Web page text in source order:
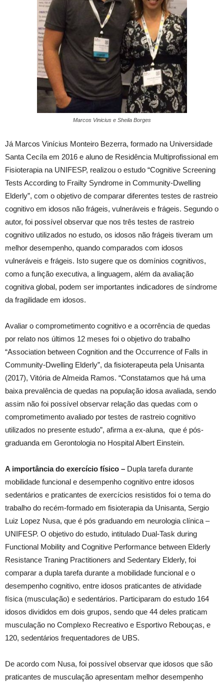
Marcos Vinicius e Sheila Borges
Já Marcos Vinícius Monteiro Bezerra, formado na Universidade
Santa Cecíla em 2016 e aluno de Residência Multiprofissional em
Fisioterapia na UNIFESP, realizou o estudo “Cognitive Screening
Tests According to Frailty Syndrome in Community-Dwelling
Elderly”, com o objetivo de comparar diferentes testes de rastreio
cognitivo em idosos não frágeis, vulneráveis e frágeis. Segundo o
autor, foi possível observar que nos três testes de rastreio
cognitivo utilizados no estudo, os idosos não frágeis tiveram um
melhor desempenho, quando comparados com idosos
vulneráveis e frágeis. Isto sugere que os domínios cognitivos,
como a função executiva, a linguagem, além da avaliação
cognitiva global, podem ser importantes indicadores de síndrome
da fragilidade em idosos.
Avaliar o comprometimento cognitivo e a ocorrência de quedas
por relato nos últimos 12 meses foi o objetivo do trabalho
“Association between Cognition and the Occurrence of Falls in
Community-Dwelling Elderly”, da fisioterapeuta pela Unisanta
(2017), Vitória de Almeida Ramos. “Constatamos que há uma
baixa prevalência de quedas na população idosa avaliada, sendo
assim não foi possível observar relação das quedas com o
comprometimento avaliado por testes de rastreio cognitivo
utilizados no presente estudo”, afirma a ex-aluna, que é pós-
graduanda em Gerontologia no Hospital Albert Einstein.
A importância do exercício físico – Dupla tarefa durante
mobilidade funcional e desempenho cognitivo entre idosos
sedentários e praticantes de exercícios resistidos foi o tema do
trabalho do recém-formado em fisioterapia da Unisanta, Sergio
Luiz Lopez Nusa, que é pós graduando em neurologia clínica –
UNIFESP. O objetivo do estudo, intitulado Dual-Task during
Functional Mobility and Cognitive Performance between Elderly
Resistance Traning Practitioners and Sedentary Elderly, foi
comparar a dupla tarefa durante a mobilidade funcional e o
desempenho cognitivo, entre idosos praticantes de atividade
física (musculação) e sedentários. Participaram do estudo 164
idosos divididos em dois grupos, sendo que 44 deles praticam
musculação no Complexo Recreativo e Esportivo Rebouças, e
120, sedentários frequentadores de UBS.
De acordo com Nusa, foi possível observar que idosos que são
praticantes de musculação apresentam melhor desempenho